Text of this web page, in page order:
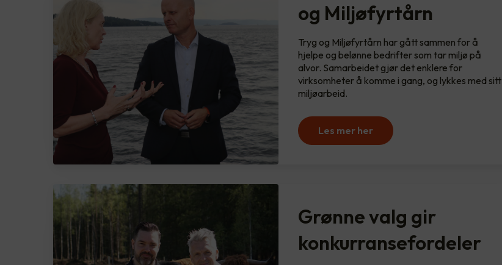
og Miljøfyrtårn
Tryg og Miljøfyrtårn har gått sammen for å
hjelpe og belønne bedrifter som tar miljø på
alvor. Samarbeidet gjør det enklere for
virksomheter å komme i gang, og lykkes med sitt
miljøarbeid.
Les mer her
Grønne valg gir
konkurransefordeler